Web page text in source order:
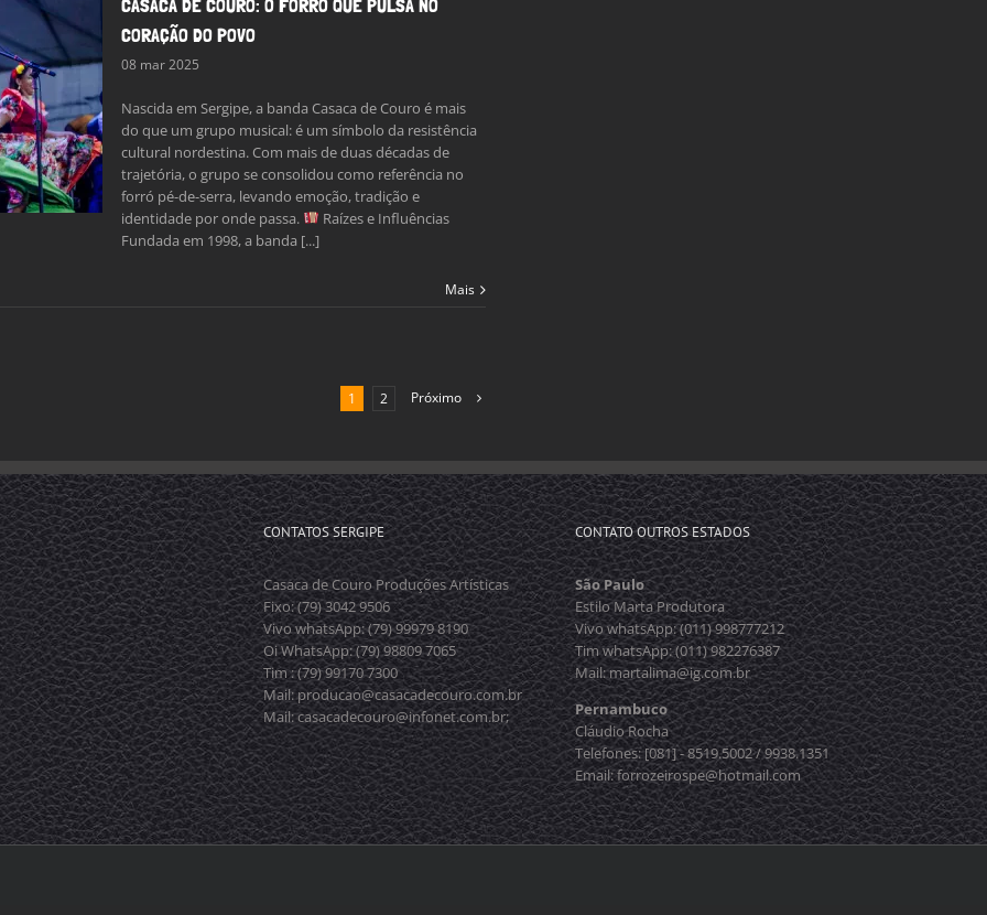
CASACA DE COURO: O FORRÓ QUE PULSA NO
CORAÇÃO DO POVO
08 mar 2025
Nascida em Sergipe, a banda Casaca de Couro é mais
do que um grupo musical: é um símbolo da resistência
cultural nordestina. Com mais de duas décadas de
trajetória, o grupo se consolidou como referência no
forró pé-de-serra, levando emoção, tradição e
identidade por onde passa.
Raízes e Influências
Fundada em 1998, a banda [...]
Mais
1 2 Próximo
CONTATOS SERGIPE
Casaca de Couro Produções Artísticas
Fixo: (79) 3042 9506
Vivo whatsApp: (79) 99979 8190
Oi WhatsApp: (79) 98809 7065
Tim : (79) 99170 7300
Mail: producao@casacadecouro.com.br
Mail: casacadecouro@infonet.com.br;
CONTATO OUTROS ESTADOS
São Paulo
Estilo Marta Produtora
Vivo whatsApp: (011) 998777212
Tim whatsApp: (011) 982276387
Mail: martalima@ig.com.br
Pernambuco
Cláudio Rocha
Telefones: [081] - 8519.5002 / 9938.1351
Email: forrozeirospe@hotmail.com